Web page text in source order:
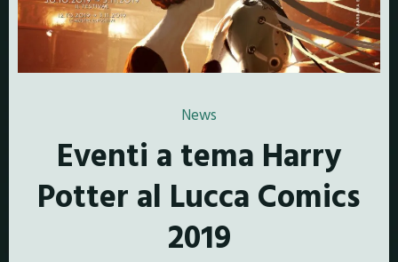
News
Eventi a tema Harry
Potter al Lucca Comics
2019